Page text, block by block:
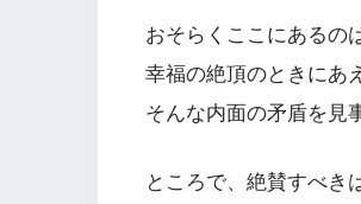
おそらくここにあるの
幸福の絶頂のときにあ
そんな内面の矛盾を見
ところで、絶賛すべき